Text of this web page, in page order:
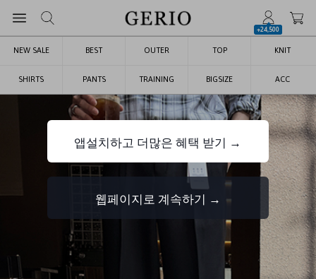
+24,500
NEW SALE BEST OUTER TOP KNIT
SHIRTS PANTS TRAINING BIGSIZE ACC
앱설치하고 더많은 혜택 받기 →
웹페이지로 계속하기 →